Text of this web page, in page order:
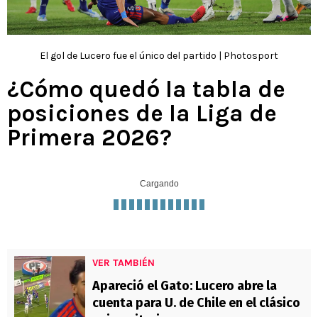
El gol de Lucero fue el único del partido | Photosport
¿Cómo quedó la tabla de
posiciones de la Liga de
Primera 2026?
Cargando
VER TAMBIÉN
Apareció el Gato: Lucero abre la
cuenta para U. de Chile en el clásico